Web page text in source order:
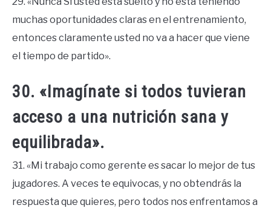
muchas oportunidades claras en el entrenamiento,
entonces claramente usted no va a hacer que viene
el tiempo de partido».
30. «Imagínate si todos tuvieran
acceso a una nutrición sana y
equilibrada».
31. «Mi trabajo como gerente es sacar lo mejor de tus
jugadores. A veces te equivocas, y no obtendrás la
respuesta que quieres, pero todos nos enfrentamos a